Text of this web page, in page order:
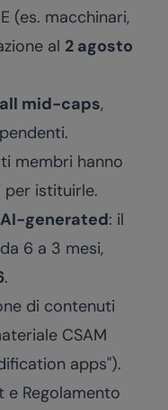
(es. macchinari,
al 2 agosto
mid-caps,
membri hanno
per istituirle.
generated: il
6 a 3 mesi,
.
di contenuti
CSAM
apps").
Regolamento